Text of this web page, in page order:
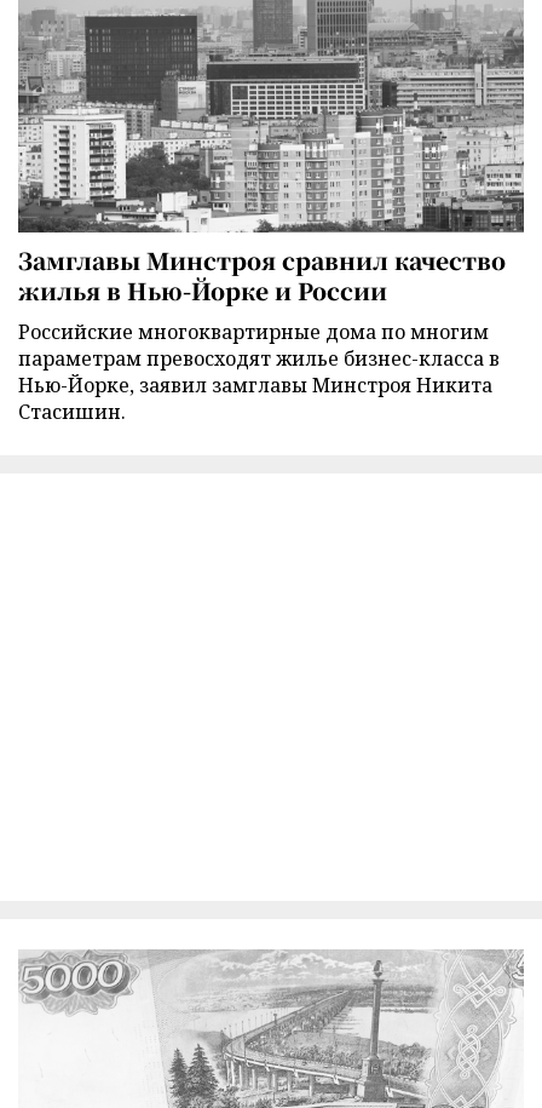
Замглавы Минстроя сравнил качество
жилья в Нью-Йорке и России
Российские многоквартирные дома по многим
параметрам превосходят жилье бизнес-класса в
Нью-Йорке, заявил замглавы Минстроя Никита
Стасишин.